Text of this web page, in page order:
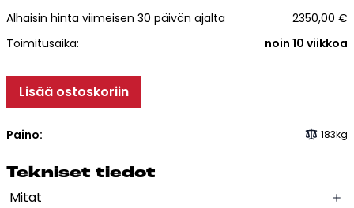
Julkisivutiilet
Tiililaatat
Tiilimuurauskannakejärjestelmät
Kohdegalleria
Vastuullisuus
Esitteet
Alhaisin hinta viimeisen 30 päivän ajalta 2350,00 €
Toimitusaika:
noin 10 viikkoa
Lisää ostoskoriin
Paino: 183kg
Tek­ni­set tie­dot
Mitat